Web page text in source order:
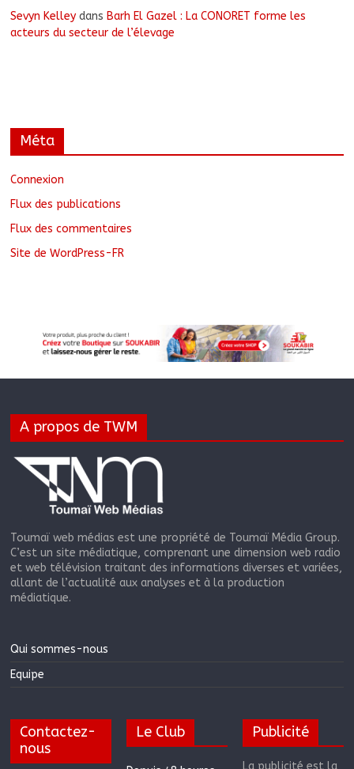
Sevyn Kelley dans Barh El Gazel : La CONORET forme les
acteurs du secteur de l’élevage
Méta
Connexion
Flux des publications
Flux des commentaires
Site de WordPress-FR
A propos de TWM
Toumaï web médias est une propriété de Toumaï Média Group.
C’est un site médiatique, comprenant une dimension web radio
et web télévision traitant des informations diverses et variées,
allant de l’actualité aux analyses et à la production
médiatique.
Qui sommes-nous
Equipe
Contactez-
nous
Le Club Publicité